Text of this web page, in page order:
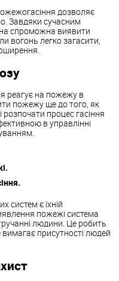
дозволяє
Завдяки сучасним
спроможна виявити
вогонь легко загасити,
реагує на пожежу в
пожежу ще до того, як
процес гасіння
в управлінні
систем є їхній
пожежі система
людини. Це робить
присутності людей